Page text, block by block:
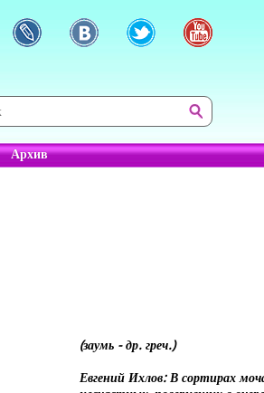
Архив
(заумь - др. греч.)
Евгений Ихлов: В сортирах